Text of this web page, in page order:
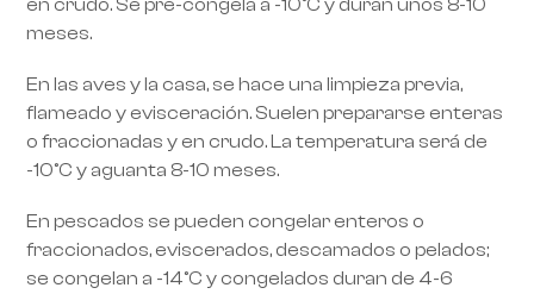
meses.
En las aves y la casa, se hace una limpieza previa,
flameado y evisceración. Suelen prepararse enteras
o fraccionadas y en crudo. La temperatura será de
-10°C y aguanta 8-10 meses.
En pescados se pueden congelar enteros o
fraccionados, eviscerados, descamados o pelados;
se congelan a -14°C y congelados duran de 4-6